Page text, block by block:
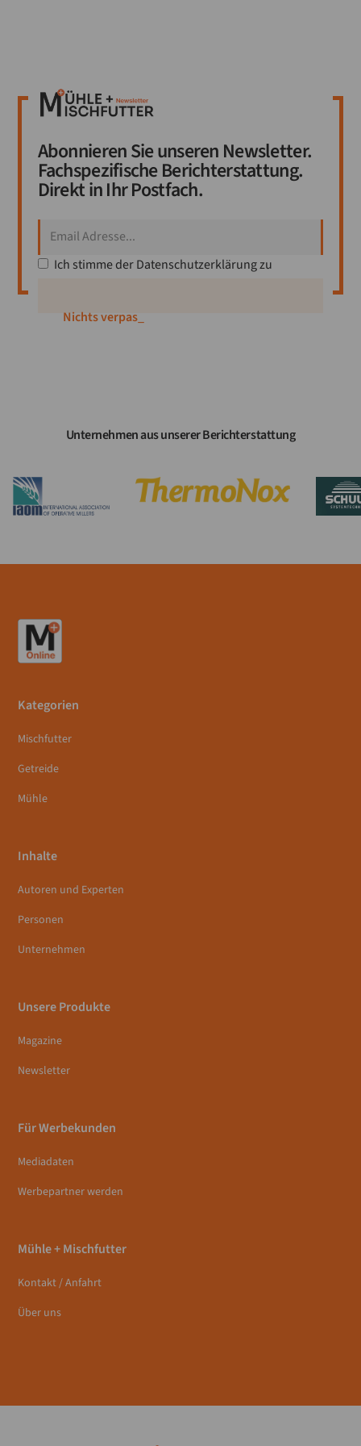
Abonnieren Sie unseren Newsletter.
Fachspezifische Berichterstattung.
Direkt in Ihr Postfach.
Ich stimme derDatenschutzerklärungzu
Nichts verpassen!
Unternehmen aus unserer Berichterstattung
Kategorien
Mischfutter
Getreide
Mühle
Inhalte
Autoren und Experten
Personen
Unternehmen
Unsere Produkte
Magazine
Newsletter
Für Werbekunden
Mediadaten
Werbepartner werden
Mühle + Mischfutter
Kontakt / Anfahrt
Über uns